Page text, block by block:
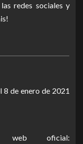
redes sociales y
8 de enero de 2021
web oficial: